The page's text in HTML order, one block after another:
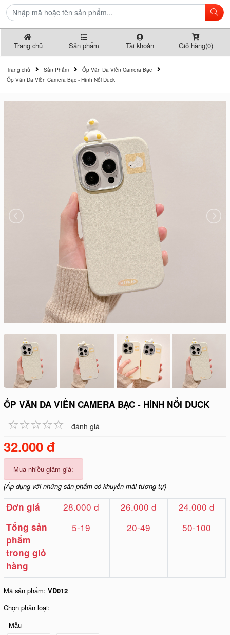
Trang chủ Sản phẩm Tài khoản Giỏ hàng(0)
Trang chủ Sản Phẩm
Ốp Vân Da Viền Camera Bạc
Ốp Vân Da Viền Camera Bạc - Hình Nổi Duck
ỐP VÂN DA VIỀN CAMERA BẠC - HÌNH NỔI DUCK
☆☆☆☆☆
★★★★★ đánh giá
32.000 đ
Mua nhiều giảm giá:
(Áp dụng với những sản phẩm có khuyến mãi tương tự)
Đơn giá 28.000 đ 26.000 đ 24.000 đ
Tổng sản
phẩm
trong giỏ
hàng
5-19 20-49 50-100
Mã sản phẩm:VD012
Chọn phân loại:
Mẫu